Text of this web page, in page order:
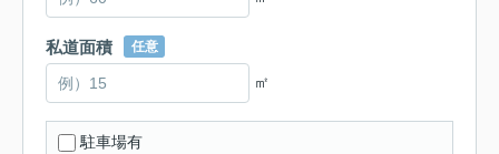
私道面積 任意
㎡
駐車場有